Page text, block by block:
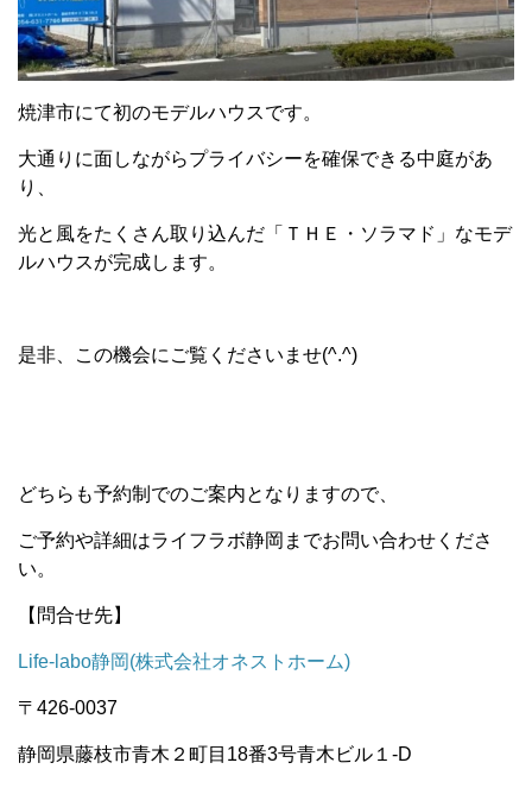
焼津市にて初のモデルハウスです。
大通りに面しながらプライバシーを確保できる中庭があ
り、
光と風をたくさん取り込んだ「ＴＨＥ・ソラマド」なモデ
ルハウスが完成します。
是非、この機会にご覧くださいませ(^.^)
どちらも予約制でのご案内となりますので、
ご予約や詳細はライフラボ静岡までお問い合わせくださ
い。
【問合せ先】
Life-labo静岡(株式会社オネストホーム)
〒426-0037
静岡県藤枝市青木２町目18番3号青木ビル１-D